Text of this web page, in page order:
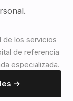
de los servicios
de referencia
especializada.
→